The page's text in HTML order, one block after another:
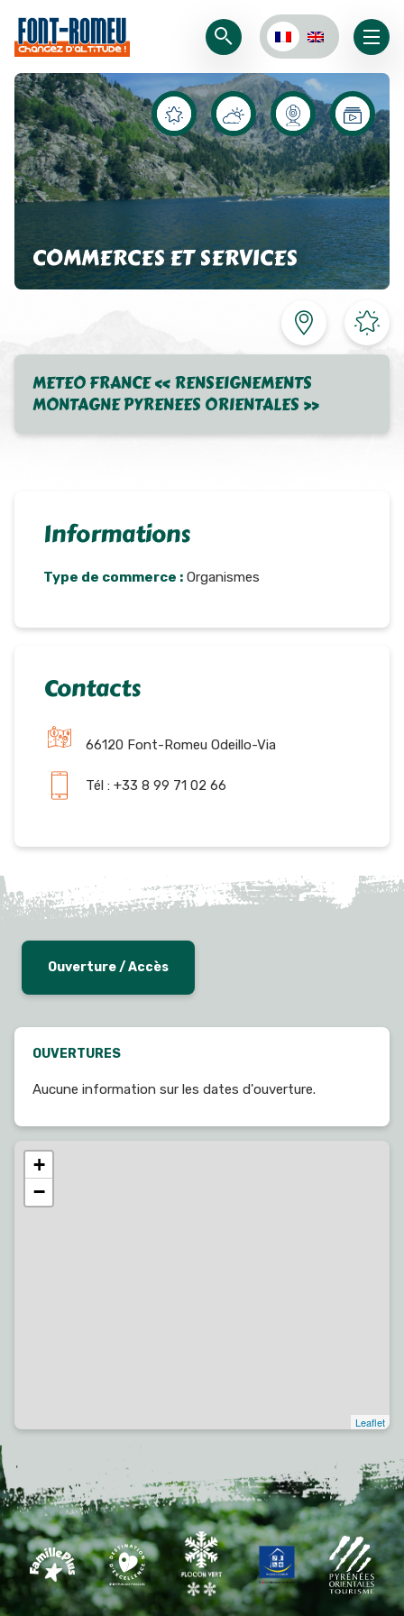
COMMERCES ET SERVICES
METEO FRANCE « RENSEIGNEMENTS
MONTAGNE PYRENEES ORIENTALES »
Informations
Type de commerce : Organismes
Contacts
66120 Font-Romeu Odeillo-Via
Tél : +33 8 99 71 02 66
Ouverture / Accès
OUVERTURES
Aucune information sur les dates d'ouverture.
+
−
Leaflet